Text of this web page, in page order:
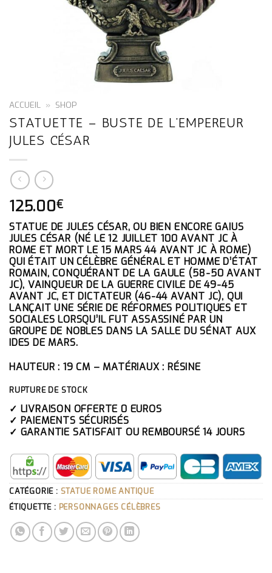
ACCUEIL » SHOP
STATUETTE – BUSTE DE L’EMPEREUR
JULES CÉSAR
125.00€
STATUE DE JULES CÉSAR, OU BIEN ENCORE GAIUS
JULES CÉSAR (NÉ LE 12 JUILLET 100 AVANT JC À
ROME ET MORT LE 15 MARS 44 AVANT JC À ROME)
QUI ÉTAIT UN CÉLÈBRE GÉNÉRAL ET HOMME D’ÉTAT
ROMAIN, CONQUÉRANT DE LA GAULE (58-50 AVANT
JC), VAINQUEUR DE LA GUERRE CIVILE DE 49-45
AVANT JC, ET DICTATEUR (46-44 AVANT JC), QUI
LANÇAIT UNE SÉRIE DE RÉFORMES POLITIQUES ET
SOCIALES LORSQU’IL FUT ASSASSINÉ PAR UN
GROUPE DE NOBLES DANS LA SALLE DU SÉNAT AUX
IDES DE MARS.
HAUTEUR : 19 CM – MATÉRIAUX : RÉSINE
RUPTURE DE STOCK
✓ LIVRAISON OFFERTE 0 EUROS
✓ PAIEMENTS SÉCURISÉS
✓ GARANTIE SATISFAIT OU REMBOURSÉ 14 JOURS
CATÉGORIE : STATUE ROME ANTIQUE
ÉTIQUETTE : PERSONNAGES CÉLÈBRES